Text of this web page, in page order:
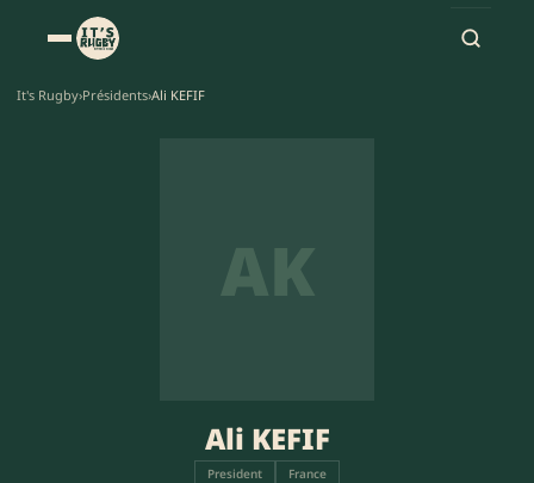
It's Rugby›Présidents›Ali KEFIF
AK
Ali KEFIF
President France